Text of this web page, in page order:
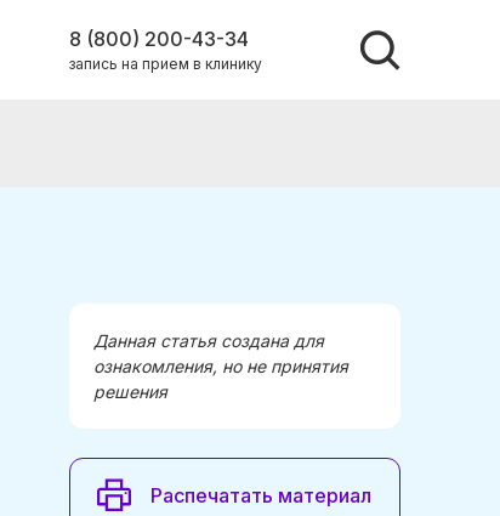
8 (800) 200-43-34
запись на прием в клинику
Данная статья создана для
ознакомления, но не принятия
решения
Распечатать материал